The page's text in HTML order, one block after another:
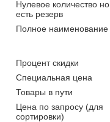
Нулевое количество но
есть резерв
Полное наименование
Процент скидки
Специальная цена
Товары в пути
Цена по запросу (для
сортировки)